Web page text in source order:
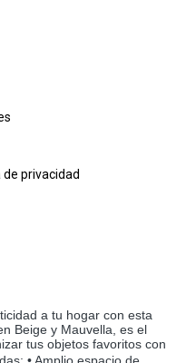
privacidad
a tu hogar con esta
Beige y Mauvella, es el
tus objetos favoritos con